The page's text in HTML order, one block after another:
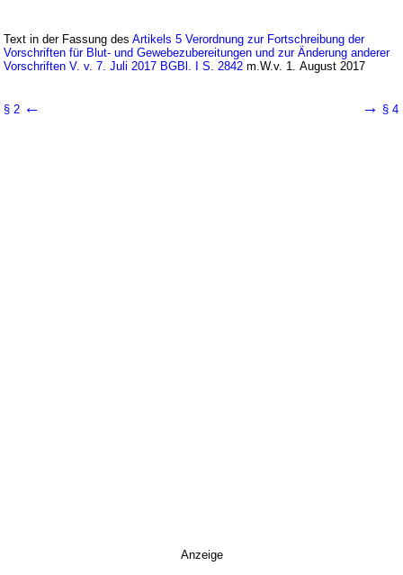
Text in der Fassung desArtikels 5 Verordnung zur Fortschreibung der
Vorschriften für Blut- und Gewebezubereitungen und zur Änderung anderer
Vorschriften V. v. 7. Juli 2017 BGBl. I S. 2842 m.W.v. 1. August 2017
§ 2 ← → § 4
Anzeige